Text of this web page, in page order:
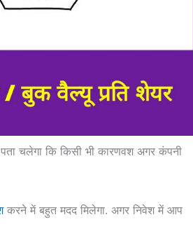
चलेगा कि किसी भी कारणवश अगर कंपनी
करने में बहुत मदद मिलेगा. अगर निवेश में आप